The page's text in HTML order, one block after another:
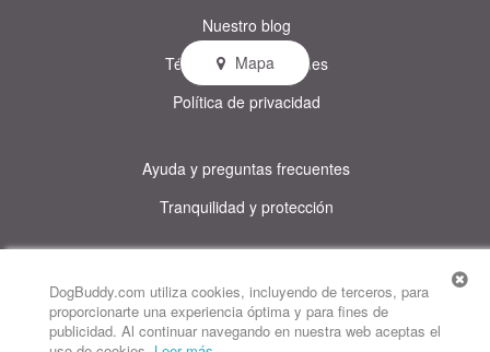
DogBuddy.com utiliza cookies, incluyendo de terceros, para
proporcionarte una experiencia óptima y para fines de
publicidad. Al continuar navegando en nuestra web aceptas el
Mapa
Nuestro blog
Términos y condiciones
Política de privacidad
Ayuda y preguntas frecuentes
Tranquilidad y protección
Este sitio utiliza cookies
DogBuddy Estados Unidos DogBuddy Reino Unido DogBuddy Italia